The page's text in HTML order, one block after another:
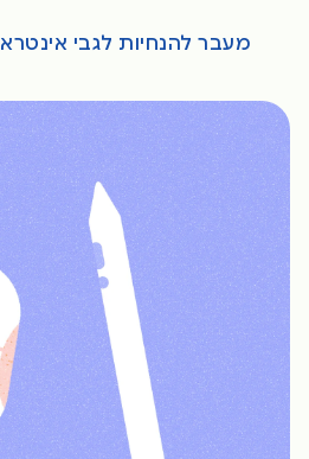
מעבר להנחיות לגבי